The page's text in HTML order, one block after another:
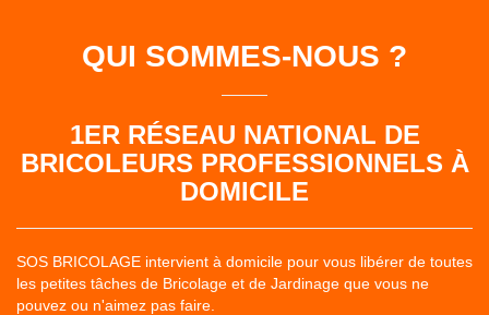
QUI SOMMES-NOUS ?
1ER RÉSEAU NATIONAL DE
BRICOLEURS PROFESSIONNELS À
DOMICILE
SOS BRICOLAGE intervient à domicile pour vous libérer de toutes
les petites tâches de Bricolage et de Jardinage que vous ne
pouvez ou n'aimez pas faire.